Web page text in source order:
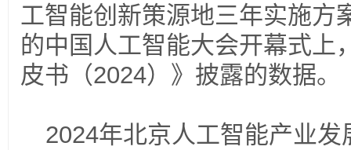
工智能创新策源地三年实施方
的中国人工智能大会开幕式上
皮书（2024）》披露的数据。
2024年北京人工智能产业